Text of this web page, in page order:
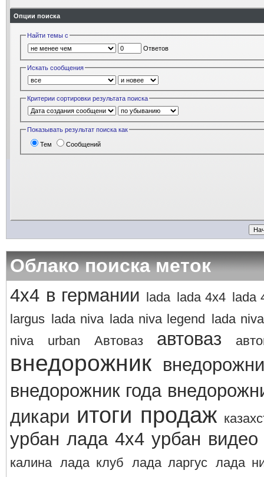
Опции поиска
Найти темы с
Ответов
Искать сообщения
Критерии сортировки результата поиска
Показывать результат поиска как
Тем Сообщений
Облако поиска меток
4х4 в германии lada lada 4x4
lada
largus
lada niva lada niva legend
lada
niva
urban Автоваз автоваз
внедорожник
внедорожник года
дикари итоги продаж
урбан лада 4х4 урбан видео
калина лада клуб лада ларгус лада